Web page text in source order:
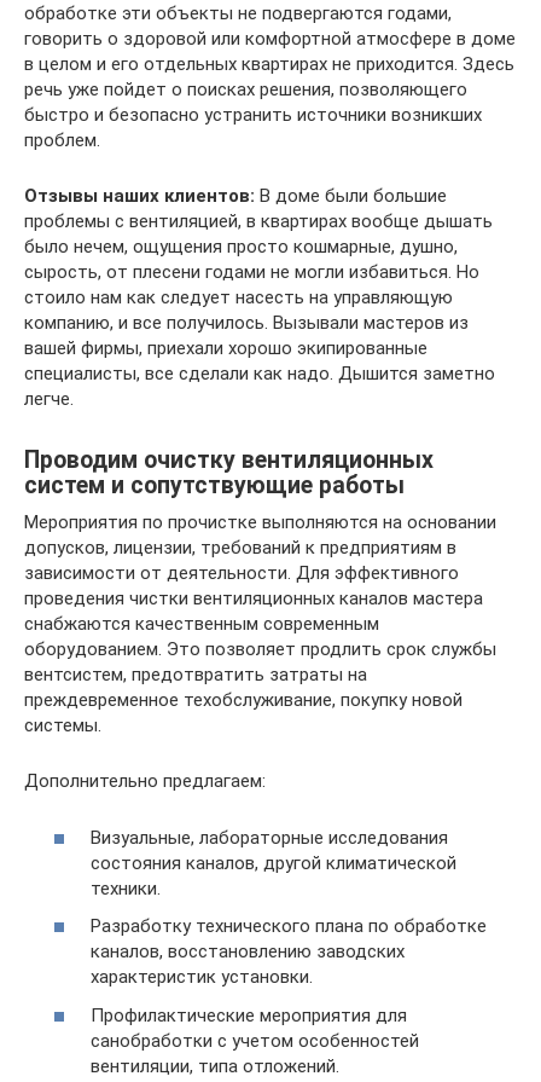
обработке эти объекты не подвергаются годами,
говорить о здоровой или комфортной атмосфере в доме
в целом и его отдельных квартирах не приходится. Здесь
речь уже пойдет о поисках решения, позволяющего
быстро и безопасно устранить источники возникших
проблем.
Отзывы наших клиентов: В доме были большие
проблемы с вентиляцией, в квартирах вообще дышать
было нечем, ощущения просто кошмарные, душно,
сырость, от плесени годами не могли избавиться. Но
стоило нам как следует насесть на управляющую
компанию, и все получилось. Вызывали мастеров из
вашей фирмы, приехали хорошо экипированные
специалисты, все сделали как надо. Дышится заметно
легче.
Проводим очистку вентиляционных
систем и сопутствующие работы
Мероприятия по прочистке выполняются на основании
допусков, лицензии, требований к предприятиям в
зависимости от деятельности. Для эффективного
проведения чистки вентиляционных каналов мастера
снабжаются качественным современным
оборудованием. Это позволяет продлить срок службы
вентсистем, предотвратить затраты на
преждевременное техобслуживание, покупку новой
системы.
Дополнительно предлагаем:
Визуальные, лабораторные исследования
состояния каналов, другой климатической
техники.
Разработку технического плана по обработке
каналов, восстановлению заводских
характеристик установки.
Профилактические мероприятия для
санобработки с учетом особенностей
вентиляции, типа отложений.